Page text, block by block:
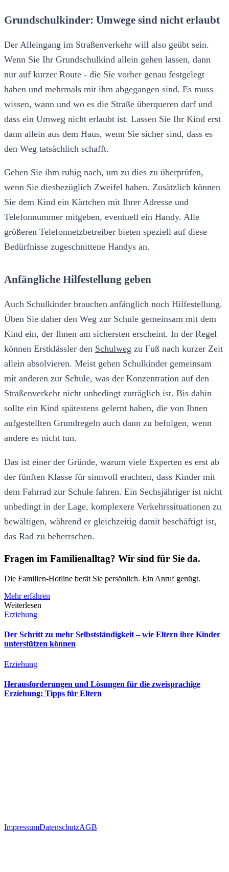
Grundschulkinder: Umwege sind nicht erlaubt
Der Alleingang im Straßenverkehr will also geübt sein.
Wenn Sie Ihr Grundschulkind allein gehen lassen, dann
nur auf kurzer Route - die Sie vorher genau festgelegt
haben und mehrmals mit ihm abgegangen sind. Es muss
wissen, wann und wo es die Straße überqueren darf und
dass ein Umweg nicht erlaubt ist. Lassen Sie Ihr Kind erst
dann allein aus dem Haus, wenn Sie sicher sind, dass es
den Weg tatsächlich schafft.
Gehen Sie ihm ruhig nach, um zu dies zu überprüfen,
wenn Sie diesbezüglich Zweifel haben. Zusätzlich können
Sie dem Kind ein Kärtchen mit Ihrer Adresse und
Telefonnummer mitgeben, eventuell ein Handy. Alle
größeren Telefonnetzbetreiber bieten speziell auf diese
Bedürfnisse zugeschnittene Handys an.
Anfängliche Hilfestellung geben
Auch Schulkinder brauchen anfänglich noch Hilfestellung.
Üben Sie daher den Weg zur Schule gemeinsam mit dem
Kind ein, der Ihnen am sichersten erscheint. In der Regel
können Erstklässler den Schulweg zu Fuß nach kurzer Zeit
allein absolvieren. Meist gehen Schulkinder gemeinsam
mit anderen zur Schule, was der Konzentration auf den
Straßenverkehr nicht unbedingt zuträglich ist. Bis dahin
sollte ein Kind spätestens gelernt haben, die von Ihnen
aufgestellten Grundregeln auch dann zu befolgen, wenn
andere es nicht tun.
Das ist einer der Gründe, warum viele Experten es erst ab
der fünften Klasse für sinnvoll erachten, dass Kinder mit
dem Fahrrad zur Schule fahren. Ein Sechsjähriger ist nicht
unbedingt in der Lage, komplexere Verkehrssituationen zu
bewältigen, während er gleichzeitig damit beschäftigt ist,
das Rad zu beherrschen.
Fragen im Familienalltag? Wir sind für Sie da.
Die Familien-Hotline berät Sie persönlich. Ein Anruf genügt.
Mehr erfahren
Weiterlesen
Erziehung
Der Schritt zu mehr Selbstständigkeit – wie Eltern ihre Kinder
unterstützen können
Erziehung
Herausforderungen und Lösungen für die zweisprachige
Erziehung: Tipps für Eltern
ImpressumDatenschutzAGB